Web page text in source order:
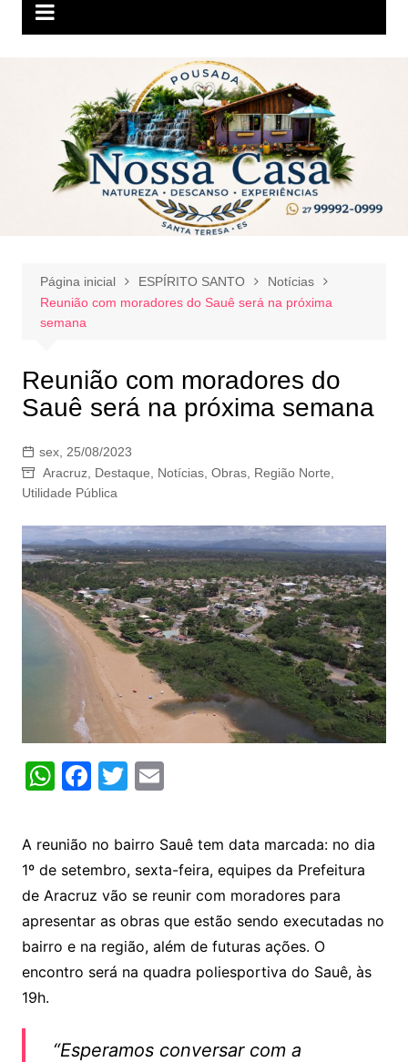
Página inicial ESPÍRITO SANTO
Notícias
Reunião com moradores do Sauê será na próxima
semana
Reunião com moradores do
Sauê será na próxima semana
sex, 25/08/2023
Aracruz, Destaque Notícias, Obras, Região Norte
Utilidade Pública
W
at
s
A
p
p
F
c
e
b
o
o
k
T
itt
er
E
ai
l
A reunião no bairro Sauê tem data marcada: no dia
1º de setembro, sexta-feira, equipes da Prefeitura
de Aracruz vão se reunir com moradores para
apresentar as obras que estão sendo executadas no
bairro e na região, além de futuras ações. O
encontro será na quadra poliesportiva do Sauê, às
19h.
“Esperamos conversar com a